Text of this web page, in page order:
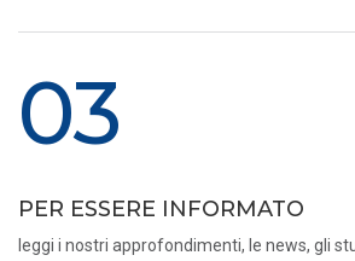
03
PER ESSERE INFORMATO
leggi i nostri approfondimenti, le news, gli